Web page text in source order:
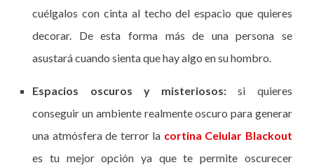
cuélgalos con cinta al techo del espacio que quieres
decorar. De esta forma más de una persona se
asustará cuando sienta que hay algo en su hombro.
Espacios oscuros y misteriosos: si quieres
conseguir un ambiente realmente oscuro para generar
una atmósfera de terror la cortina Celular Blackout
es tu mejor opción ya que te permite oscurecer